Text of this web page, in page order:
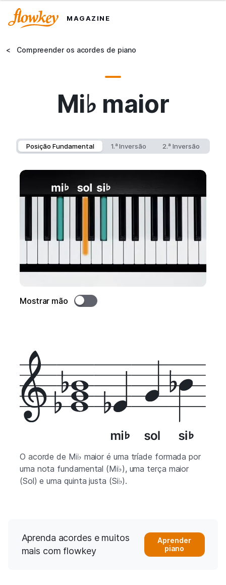
MAGAZINE
< Compreender os acordes de piano
Mi♭ maior
Posição Fundamental 1.ª Inversão 2.ª Inversão
Mostrar mão
O acorde de Mi♭ maior é uma tríade formada por
uma nota fundamental (Mi♭), uma terça maior
(Sol) e uma quinta justa (Si♭).
Aprenda acordes e muitos
mais com flowkey
Aprender
piano